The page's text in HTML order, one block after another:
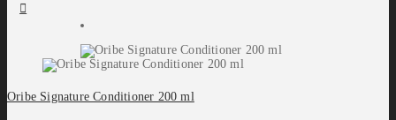
Oribe Signature Conditioner 200 ml